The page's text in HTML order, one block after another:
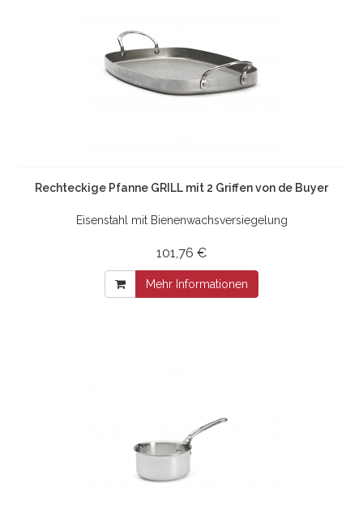
Rechteckige Pfanne GRILL mit 2 Griffen von de Buyer
Eisenstahl mit Bienenwachsversiegelung
101,76 €
Mehr Informationen